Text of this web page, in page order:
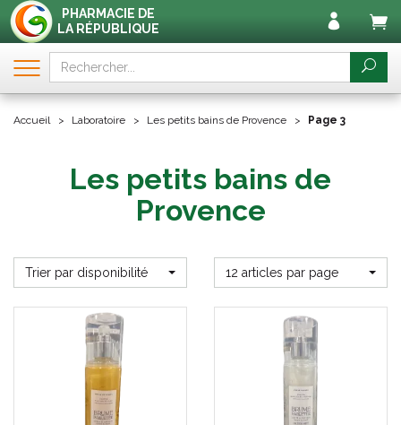
PHARMACIE DE
LA RÉPUBLIQUE
Accueil Laboratoire Les petits bains de Provence Page 3
Les petits bains de
Provence
Trier par disponibilité 12 articles par page